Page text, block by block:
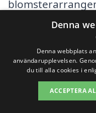
beställningar för
använda en
blommor-
till en översikt
erbjuder
Denna
Denna webbplats
användarupplevelsen.
du till alla cookies i
ACCEPTERA